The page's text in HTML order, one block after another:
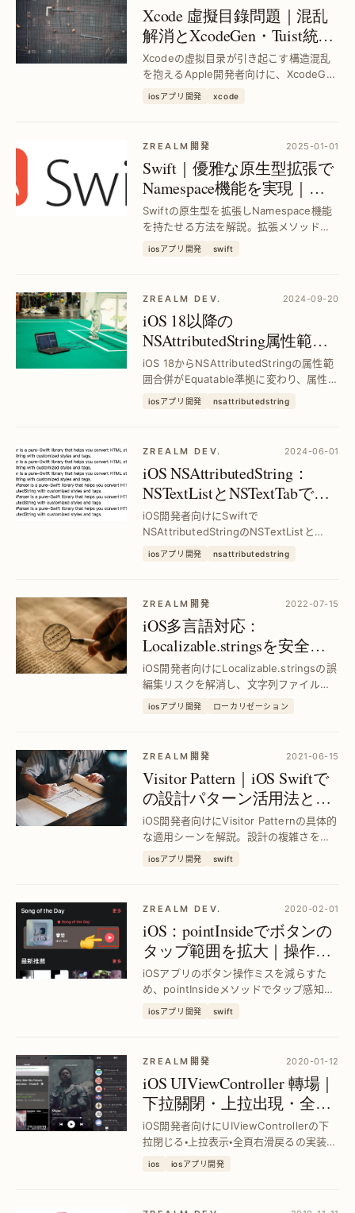
Xcode 虛擬目錄問題｜混乱
解消とXcodeGen・Tuist統合
の開源ツール解決策
Xcodeの虚拟目录が引き起こす構造混乱
を抱えるApple開発者向けに、XcodeGen
やTuistとの統合を可能にする独自オープ
iosアプリ開発 xcode
ZREALM開発 2025-01-01
Swift｜優雅な原生型拡張で
Namespace機能を実現｜効
率的なコード管理術
Swiftの原生型を拡張しNamespace機能
を持たせる方法を解説。拡張メソッドを
自作で整理し、コードの可読性と保守性
iosアプリ開発 swift
ZREALM DEV. 2024-09-20
iOS 18以降の
NSAttributedString属性範囲
合併：Equatable基準の行動
変化｜開発者必見
iOS 18からNSAttributedStringの属性範
囲合併がEquatable準拠に変わり、属性管
理の精度が向上。開発者が直面する属性
競合問題を解決し、UI表現の一貫性を実
iosアプリ開発 nsattributedstring
ZREALM DEV. 2024-06-01
iOS NSAttributedString：
NSTextListとNSTextTabでリ
スト縮排を実現｜Swiftで
HTML風OL/UL/LI対応
iOS開発者向けにSwiftで
NSAttributedStringのNSTextListと
NSTextTabを使い、HTMLリストの
OL/UL/LIのような縮排を簡単実装。面倒
iosアプリ開発 nsattributedstring
ZREALM開発 2022-07-15
iOS多言語対応：
Localizable.stringsを安全に
管理する最適策｜文字列破
損を防ぐ方法
iOS開発者向けにLocalizable.stringsの誤
編集リスクを解消し、文字列ファイルの
安全性を確保する具体的な対策を紹介。
iosアプリ開発 ローカリゼーション
ZREALM開発 2021-06-15
Visitor Pattern｜iOS Swiftで
の設計パターン活用法と実
践例
iOS開発者向けにVisitor Patternの具体的
な適用シーンを解説。設計の複雑さを軽
減し、コードの拡張性を向上させる実践
iosアプリ開発 swift
ZREALM DEV. 2020-02-01
iOS：pointInsideでボタンの
タップ範囲を拡大｜操作性
向上の具体手法
iOSアプリのボタン操作ミスを減らすた
め、pointInsideメソッドでタップ感知範
囲を拡大。ユーザーの利便性を高め、操
iosアプリ開発 swift
ZREALM開発 2020-01-12
iOS UIViewController 轉場｜
下拉關閉・上拉出現・全頁
右滑返回 完全解説
iOS開発者向けにUIViewControllerの下
拉閉じる・上拉表示・全頁右滑戻るの実装方
法を具体的に解説。ユーザー体験を向上
ios iosアプリ開発